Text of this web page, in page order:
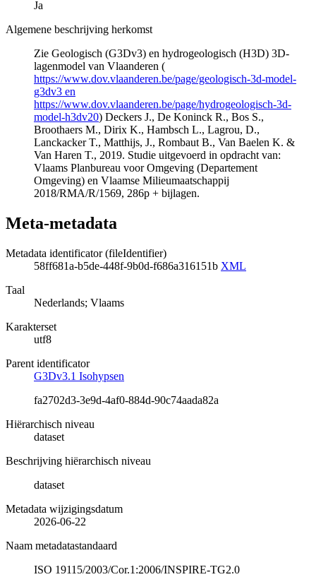
Ja
Algemene beschrijving herkomst
Zie Geologisch (G3Dv3) en hydrogeologisch (H3D) 3D-
lagenmodel van Vlaanderen (
https://www.dov.vlaanderen.be/page/geologisch-3d-model-
g3dv3 en
https://www.dov.vlaanderen.be/page/hydrogeologisch-3d-
model-h3dv20) Deckers J., De Koninck R., Bos S.,
Broothaers M., Dirix K., Hambsch L., Lagrou, D.,
Lanckacker T., Matthijs, J., Rombaut B., Van Baelen K. &
Van Haren T., 2019. Studie uitgevoerd in opdracht van:
Vlaams Planbureau voor Omgeving (Departement
Omgeving) en Vlaamse Milieumaatschappij
2018/RMA/R/1569, 286p + bijlagen.
Meta-metadata
Metadata identificator (fileIdentifier)
58ff681a-b5de-448f-9b0d-f686a316151b XML
Taal
Nederlands; Vlaams
Karakterset
utf8
Parent identificator
G3Dv3.1 Isohypsen
fa2702d3-3e9d-4af0-884d-90c74aada82a
Hiërarchisch niveau
dataset
Beschrijving hiërarchisch niveau
dataset
Metadata wijzigingsdatum
2026-06-22
Naam metadatastandaard
ISO 19115/2003/Cor.1:2006/INSPIRE-TG2.0